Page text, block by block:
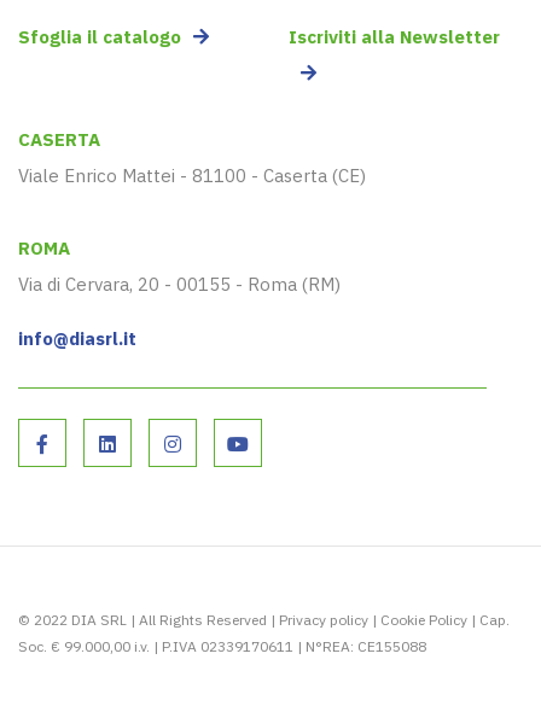
Sfoglia il catalogo Iscriviti alla Newsletter
CASERTA
Viale Enrico Mattei - 81100 - Caserta (CE)
ROMA
Via di Cervara, 20 - 00155 - Roma (RM)
info@diasrl.it
© 2022 DIA SRL | All Rights Reserved | Privacy policy | Cookie Policy | Cap.
Soc. € 99.000,00 i.v. | P.IVA 02339170611 | N°REA: CE155088